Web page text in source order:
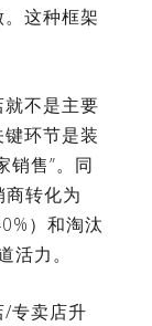
这种框架
不是主要
环节是装
销售”。同
商转化为
）和淘汰
力。
专卖店升